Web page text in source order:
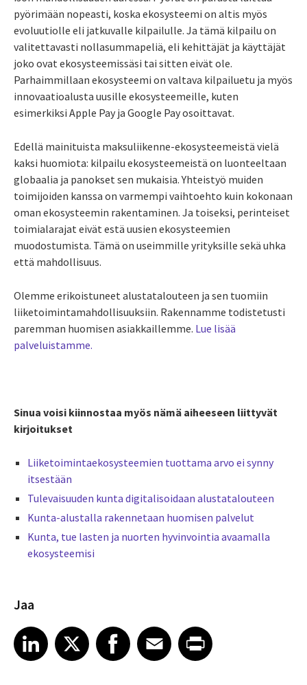
pyörimään nopeasti, koska ekosysteemi on altis myös
evoluutiolle eli jatkuvalle kilpailulle. Ja tämä kilpailu on
valitettavasti nollasummapeliä, eli kehittäjät ja käyttäjät
joko ovat ekosysteemissäsi tai sitten eivät ole.
Parhaimmillaan ekosysteemi on valtava kilpailuetu ja myös
innovaatioalusta uusille ekosysteemeille, kuten
esimerkiksi Apple Pay ja Google Pay osoittavat.
Edellä mainituista maksuliikenne-ekosysteemeistä vielä
kaksi huomiota: kilpailu ekosysteemeistä on luonteeltaan
globaalia ja panokset sen mukaisia. Yhteistyö muiden
toimijoiden kanssa on varmempi vaihtoehto kuin kokonaan
oman ekosysteemin rakentaminen. Ja toiseksi, perinteiset
toimialarajat eivät estä uusien ekosysteemien
muodostumista. Tämä on useimmille yrityksille sekä uhka
että mahdollisuus.
Olemme erikoistuneet alustatalouteen ja sen tuomiin
liiketoimintamahdollisuuksiin. Rakennamme todistetusti
paremman huomisen asiakkaillemme. Lue lisää
palveluistamme.
Sinua voisi kiinnostaa myös nämä aiheeseen liittyvät
kirjoitukset
Liiketoimintaekosysteemien tuottama arvo ei synny
itsestään
Tulevaisuuden kunta digitalisoidaan alustatalouteen
Kunta-alustalla rakennetaan huomisen palvelut
Kunta, tue lasten ja nuorten hyvinvointia avaamalla
ekosysteemisi
Jaa
Share article on LinkedIn
LinkedIn
Share article on XShare article on Facebook
Facebook
Share article on Email
EmailShare article on Print